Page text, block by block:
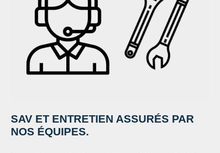
SAV ET ENTRETIEN ASSURÉS PAR
NOS ÉQUIPES.